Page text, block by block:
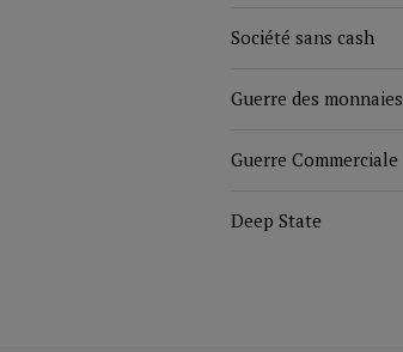
Société sans cash
Guerre des monnaies
Guerre Commerciale
Deep State